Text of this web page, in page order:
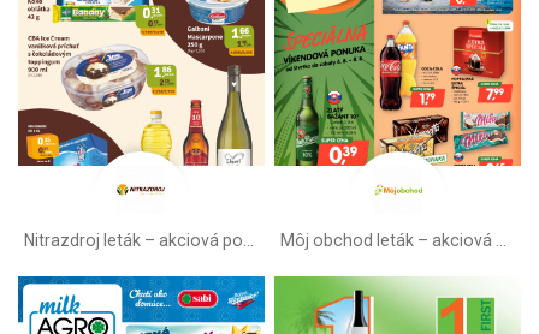
Nitrazdroj leták –⁠ akciová ponuka Môj obchod leták –⁠ akciová ponuka